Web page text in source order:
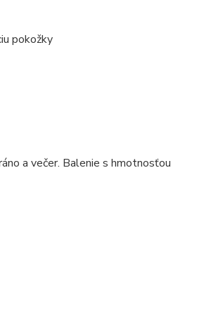
pokožky
a večer. Balenie s hmotnosťou